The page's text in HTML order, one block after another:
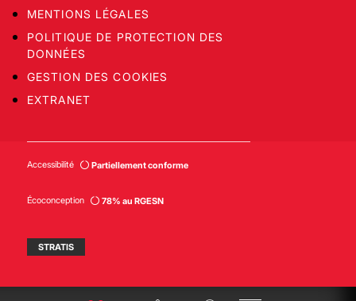
MENTIONS LÉGALES
POLITIQUE DE PROTECTION DES
DONNÉES
GESTION DES COOKIES
EXTRANET
Accessibilité Partiellement conforme
Écoconception 78% au RGESN
STRATIS